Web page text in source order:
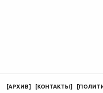
[АРХИВ] [КОНТАКТЫ] [